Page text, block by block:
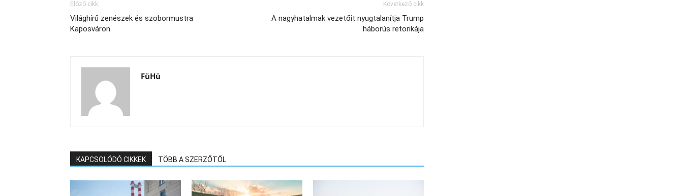
Előző cikk
Világhírű zenészek és szobormustra
Kaposváron
Következő cikk
A nagyhatalmak vezetőit nyugtalanítja Trump
háborús retorikája
FüHü
KAPCSOLÓDÓ CIKKEK TÖBB A SZERZŐTŐL